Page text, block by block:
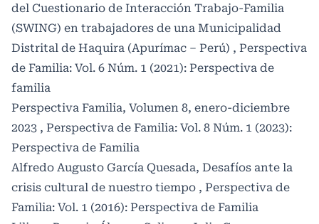
del Cuestionario de Interacción Trabajo-Familia
(SWING) en trabajadores de una Municipalidad
Distrital de Haquira (Apurímac – Perú) , Perspectiva
de Familia: Vol. 6 Núm. 1 (2021): Perspectiva de
familia
Perspectiva Familia, Volumen 8, enero-diciembre
2023 , Perspectiva de Familia: Vol. 8 Núm. 1 (2023):
Perspectiva de Familia
Alfredo Augusto García Quesada, Desafíos ante la
crisis cultural de nuestro tiempo , Perspectiva de
Familia: Vol. 1 (2016): Perspectiva de Familia